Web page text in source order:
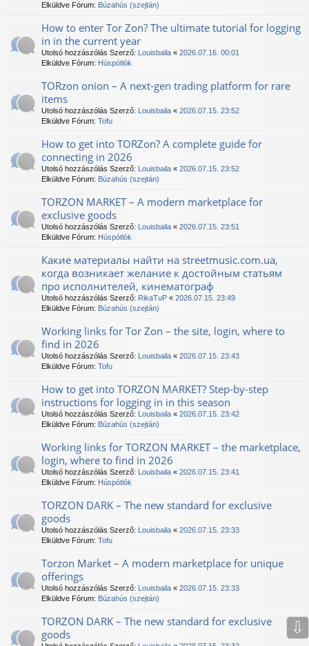
Elküldve Fórum: Búzahús (szejtán)
How to enter Tor Zon? The ultimate tutorial for logging
in in the current year
Utolsó hozzászólás Szerző: Louisbaila « 2026.07.16. 00:01
Elküldve Fórum: Húspótlók
TORzon onion – A next-gen trading platform for rare
items
Utolsó hozzászólás Szerző: Louisbaila « 2026.07.15. 23:52
Elküldve Fórum: Tofu
How to get into TORZon? A complete guide for
connecting in 2026
Utolsó hozzászólás Szerző: Louisbaila « 2026.07.15. 23:52
Elküldve Fórum: Búzahús (szejtán)
TORZON MARKET – A modern marketplace for
exclusive goods
Utolsó hozzászólás Szerző: Louisbaila « 2026.07.15. 23:51
Elküldve Fórum: Húspótlók
Какие материалы найти на streetmusic.com.ua,
когда возникает желание к достойным статьям
про исполнителей, кинематограф
Utolsó hozzászólás Szerző: RikaTuP « 2026.07.15. 23:49
Elküldve Fórum: Búzahús (szejtán)
Working links for Tor Zon – the site, login, where to
find in 2026
Utolsó hozzászólás Szerző: Louisbaila « 2026.07.15. 23:43
Elküldve Fórum: Tofu
How to get into TORZON MARKET? Step-by-step
instructions for logging in in this season
Utolsó hozzászólás Szerző: Louisbaila « 2026.07.15. 23:42
Elküldve Fórum: Búzahús (szejtán)
Working links for TORZON MARKET – the marketplace,
login, where to find in 2026
Utolsó hozzászólás Szerző: Louisbaila « 2026.07.15. 23:41
Elküldve Fórum: Húspótlók
TORZON DARK – The new standard for exclusive
goods
Utolsó hozzászólás Szerző: Louisbaila « 2026.07.15. 23:33
Elküldve Fórum: Tofu
Torzon Market – A modern marketplace for unique
offerings
Utolsó hozzászólás Szerző: Louisbaila « 2026.07.15. 23:33
Elküldve Fórum: Búzahús (szejtán)
TORZON DARK – The new standard for exclusive
goods
⇩